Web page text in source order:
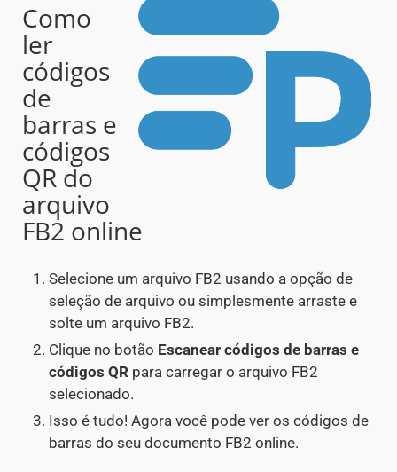
Como
ler
códigos
de
barras e
códigos
QR do
arquivo
FB2 online
Selecione um arquivo FB2 usando a opção de
seleção de arquivo ou simplesmente arraste e
solte um arquivo FB2.
Clique no botão Escanear códigos de barras e
códigos QR para carregar o arquivo FB2
selecionado.
Isso é tudo! Agora você pode ver os códigos de
barras do seu documento FB2 online.